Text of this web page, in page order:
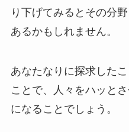
り下げてみるとその分
あるかもしれません。
あなたなりに探求した
ことで、人々をハッと
になることでしょう。